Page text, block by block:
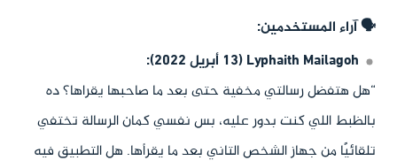
🗣️ آراء المستخدمين:
Lyphaith Mailagoh (13 أبريل 2022):
“هل هتفضل رسالتي مخفية حتى بعد ما صاحبها يقراها؟ ده
بالظبط اللي كنت بدور عليه، بس نفسي كمان الرسالة تختفي
تلقائيًا من جهاز الشخص التاني بعد ما يقرأها. هل التطبيق فيه